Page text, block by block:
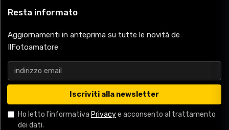
Resta informato
Aggiornamenti in anteprima su tutte le novità de
IlFotoamatore
Iscriviti alla newsletter
Ho letto l'informativa Privacye acconsento al trattamento
dei dati.